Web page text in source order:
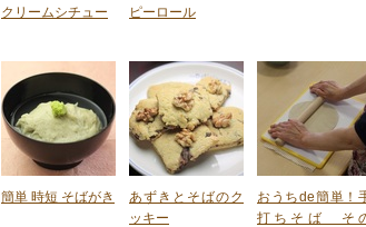
クリームシチュー
ピーロール
簡単 時短 そばがき
あずきとそばのク
ッキー
おうちde簡単！
打ちそば そ